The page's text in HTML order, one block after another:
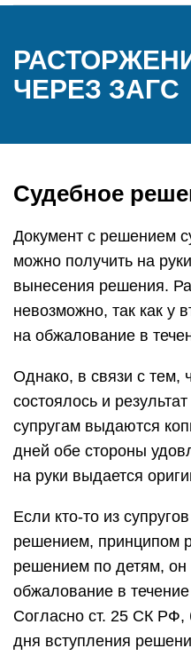
ЧЕРЕЗ ЗАГС
Судебное
Документ с решением
можно получить на
вынесения решения.
невозможно, так как у
на обжалование в
Однако, в связи с тем,
состоялось и
супругам выдаются
дней обе стороны
на руки выдается
Если кто-то из
решением, принципом
решением по детям, он
обжалование в
Согласно ст. 25 СК РФ,
дня вступления